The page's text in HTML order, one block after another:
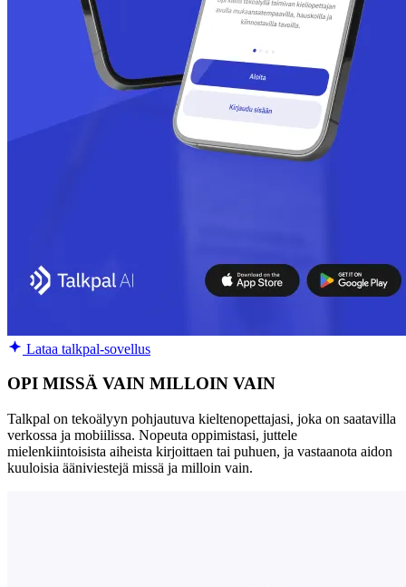
Lataa talkpal-sovellus
OPI MISSÄ VAIN MILLOIN VAIN
Talkpal on tekoälyyn pohjautuva kieltenopettajasi, joka on saatavilla
verkossa ja mobiilissa. Nopeuta oppimistasi, juttele
mielenkiintoisista aiheista kirjoittaen tai puhuen, ja vastaanota aidon
kuuloisia ääniviestejä missä ja milloin vain.